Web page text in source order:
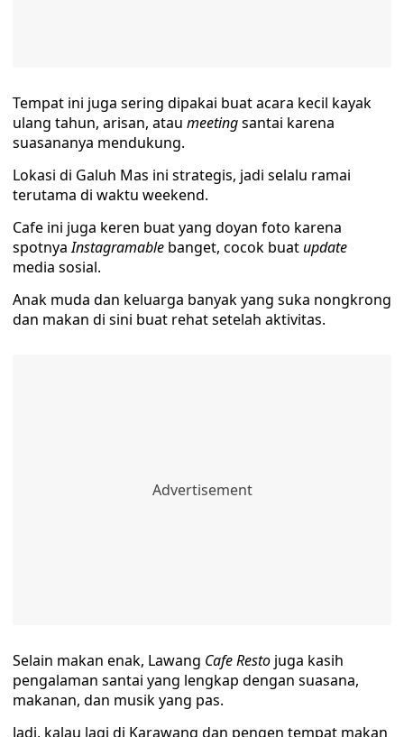
Tempat ini juga sering dipakai buat acara kecil kayak
ulang tahun, arisan, atau meetingsantai karena
suasananya mendukung.
Lokasi di Galuh Mas ini strategis, jadi selalu ramai
terutama di waktu weekend.
Cafe ini juga keren buat yang doyan foto karena
spotnyaInstagramable banget, cocok buatupdate
media sosial.
Anak muda dan keluarga banyak yang suka nongkrong
dan makan di sini buat rehat setelah aktivitas.
Selain makan enak, Lawang Cafe Resto juga kasih
pengalaman santai yang lengkap dengan suasana,
makanan, dan musik yang pas.
Jadi, kalau lagi di Karawang dan pengen tempat makan